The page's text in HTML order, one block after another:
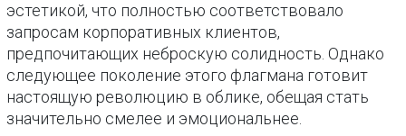
эстетикой, что полностью соответствовало
запросам корпоративных клиентов,
предпочитающих неброскую солидность. Однако
следующее поколение этого флагмана готовит
настоящую революцию в облике, обещая стать
значительно смелее и эмоциональнее.